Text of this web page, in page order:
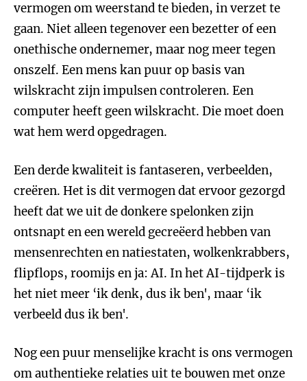
vermogen om weerstand te bieden, in verzet te
gaan. Niet alleen tegenover een bezetter of een
onethische ondernemer, maar nog meer tegen
onszelf. Een mens kan puur op basis van
wilskracht zijn impulsen controleren. Een
computer heeft geen wilskracht. Die moet doen
wat hem werd opgedragen.
Een derde kwaliteit is fantaseren, verbeelden,
creëren. Het is dit vermogen dat ervoor gezorgd
heeft dat we uit de donkere spelonken zijn
ontsnapt en een wereld gecreëerd hebben van
mensenrechten en natiestaten, wolkenkrabbers,
flipflops, roomijs en ja: AI. In het AI-tijdperk is
het niet meer ‘ik denk, dus ik ben', maar ‘ik
verbeeld dus ik ben'.
Nog een puur menselijke kracht is ons vermogen
om authentieke relaties uit te bouwen met onze